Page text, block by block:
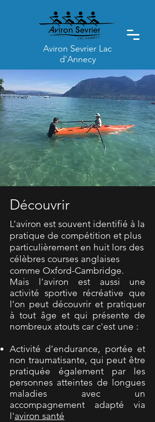
Aviron Sevrier Lac
d'Annecy
Découvrir
L’aviron est souvent identifié à la
pratique de compétition et plus
particulièrement en huit lors des
célèbres courses anglaises
comme Oxford-Cambridge.
Mais l’aviron est aussi une
activité sportive récréative que
l’on peut découvrir et pratiquer
à tout âge et qui présente de
nombreux atouts car c'est une :
Activité d’endurance, portée et
non traumatisante, qui peut être
pratiquée également par les
personnes atteintes de longues
maladies avec un
accompagnement adapté via
l'aviron santé